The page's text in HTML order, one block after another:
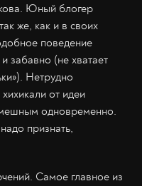
Юный блогер
же, как и в своих
поведение
забавно (не хватает
Нетрудно
от идеи
одновременно.
признать,
Самое главное из